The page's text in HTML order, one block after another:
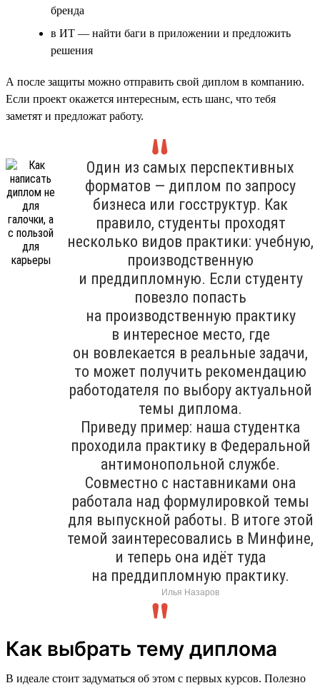
бренда
в ИТ — найти баги в приложении и предложить
решения
А после защиты можно отправить свой диплом в компанию.
Если проект окажется интересным, есть шанс, что тебя
заметят и предложат работу.
Один из самых перспективных
форматов — диплом по запросу
бизнеса или госструктур. Как
правило, студенты проходят
несколько видов практики: учебную,
производственную
и преддипломную. Если студенту
повезло попасть
на производственную практику
в интересное место, где
он вовлекается в реальные задачи,
то может получить рекомендацию
работодателя по выбору актуальной
темы диплома.
Приведу пример: наша студентка
проходила практику в Федеральной
антимонопольной службе.
Совместно с наставниками она
работала над формулировкой темы
для выпускной работы. В итоге этой
темой заинтересовались в Минфине,
и теперь она идёт туда
на преддипломную практику.
Илья Назаров
Как выбрать тему диплома
В идеале стоит задуматься об этом с первых курсов. Полезно